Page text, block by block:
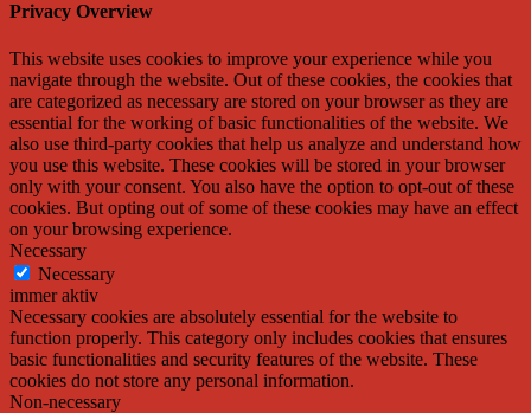
Privacy Overview
This website uses cookies to improve your experience while you
navigate through the website. Out of these cookies, the cookies that
are categorized as necessary are stored on your browser as they are
essential for the working of basic functionalities of the website. We
also use third-party cookies that help us analyze and understand how
you use this website. These cookies will be stored in your browser
only with your consent. You also have the option to opt-out of these
cookies. But opting out of some of these cookies may have an effect
on your browsing experience.
Necessary
Necessary
immer aktiv
Necessary cookies are absolutely essential for the website to
function properly. This category only includes cookies that ensures
basic functionalities and security features of the website. These
cookies do not store any personal information.
Non-necessary